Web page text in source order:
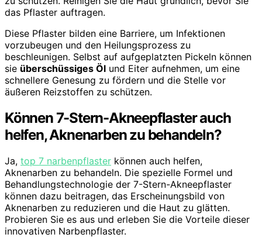
das Pflaster auftragen.
Diese Pflaster bilden eine Barriere, um Infektionen
vorzubeugen und den Heilungsprozess zu
beschleunigen. Selbst auf aufgeplatzten Pickeln können
sie überschüssiges Öl und Eiter aufnehmen, um eine
schnellere Genesung zu fördern und die Stelle vor
äußeren Reizstoffen zu schützen.
Können 7-Stern-Akneepflaster auch
helfen, Aknenarben zu behandeln?
Ja, top 7 narbenpflaster können auch helfen,
Aknenarben zu behandeln. Die spezielle Formel und
Behandlungstechnologie der 7-Stern-Akneepflaster
können dazu beitragen, das Erscheinungsbild von
Aknenarben zu reduzieren und die Haut zu glätten.
Probieren Sie es aus und erleben Sie die Vorteile dieser
innovativen Narbenpflaster.